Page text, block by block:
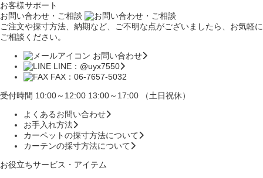
お客様サポート
お問い合わせ・ご相談
ご注文や採寸方法、納期など、ご不明な点がございましたら、お気軽に
ご相談ください。
お問い合わせ
LINE：@uyx7550
FAX：06-7657-5032
受付時間 10:00～12:00 13:00～17:00 （土日祝休）
よくあるお問い合わせ
お手入れ方法
カーペットの採寸方法について
カーテンの採寸方法について
お役立ちサービス・アイテム